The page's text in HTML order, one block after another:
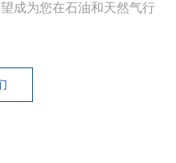
成为您在石油和天然气行